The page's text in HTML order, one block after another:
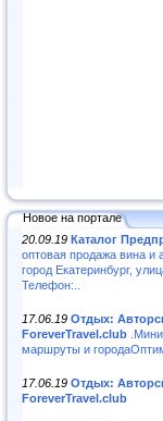
Новое на портале
20.09.19 Каталог
оптовая продажа вина и
город Екатеринбург,
Телефон:..
17.06.19 Отдых:
ForeverTravel.club
маршруты и
17.06.19 Отдых:
ForeverTravel.club